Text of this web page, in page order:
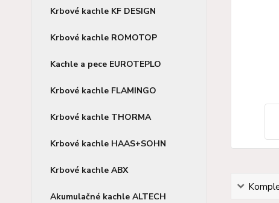
Krbové kachle KF DESIGN
Krbové kachle ROMOTOP
Kachle a pece EUROTEPLO
Krbové kachle FLAMINGO
Krbové kachle THORMA
Krbové kachle HAAS+SOHN
Krbové kachle ABX
Akumulačné kachle ALTECH